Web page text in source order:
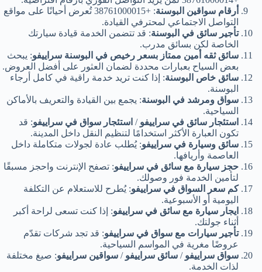
أرقام سواقين البوسنة
: +38761000015 تُعرض أحيانًا على مواقع
التواصل الاجتماعي لمحترفي القيادة.
تأجير سائق في البوسنة: قد تتضمن الخدمة قيادة سيارتك
الخاصة لكن بسائق مدرب.
سائق ثقه أمين ممتاز بسعر رخيص في البوسنة سراييفو: يبحث
بعض السياح بعبارات محددة لضمان العثور على أفضل العروض.
سائق خاص البوسنة: إذا كنت تريد خدمة راقية في كامل أرجاء
البوسنة.
سواق ومرشد في البوسنة: يجمع بين القيادة والتعريف بالأماكن
السياحية.
استئجار سائق في سراييفو / استئجار سواق في سراييفو: قد
تكون العبارة الأكثر استخدامًا لتنظيم النقل داخل المدينة.
سائق وسيارة في سراييفو: يُطلب عادة لجولات متكاملة داخل
العاصمة وأريافها.
حجز سيارة مع سائق في سراييفو: تصفح الإنترنت واحجز مسبقًا
لتأمين الخدمة فور وصولك.
كم سعر السواق في سراييفو: يُطرح للاستعلام عن التكلفة
اليومية أو الأسبوعية.
ايجار سيارة مع سائق في سراييفو: إذا كنت تسعى لراحة أكبر
أثناء جولتك.
تأجير سيارات مع سواق في سراييفو: قد تجد شركات تقدّم
عروضًا مغرية في المواسم السياحية.
سواق سراييفو / سائق سراييفو / سواقين سراييفو: صيغ مختلفة
لذات الخدمة.